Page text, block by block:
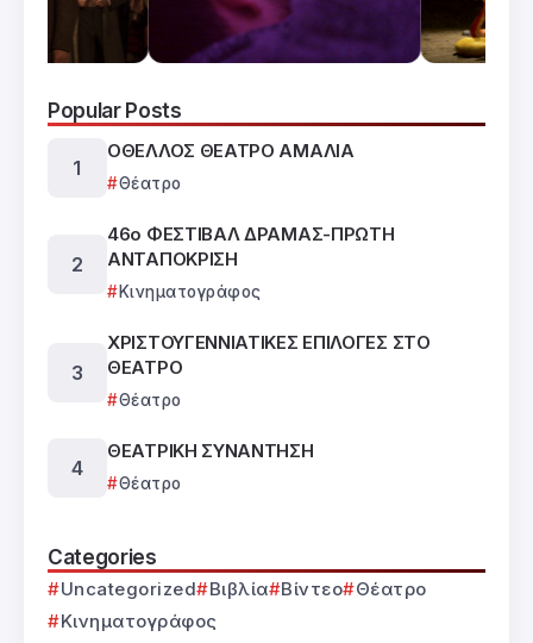
Popular Posts
ΟΘΕΛΛΟΣ ΘΕΑΤΡΟ ΑΜΑΛΙΑ
Θέατρο
46ο ΦΕΣΤΙΒΑΛ ΔΡΑΜΑΣ-ΠΡΩΤΗ
ΑΝΤΑΠΟΚΡΙΣΗ
Κινηματογράφος
ΧΡΙΣΤΟΥΓΕΝΝΙΑΤΙΚΕΣ ΕΠΙΛΟΓΕΣ ΣΤΟ
ΘΕΑΤΡΟ
Θέατρο
ΘΕΑΤΡΙΚΗ ΣΥΝΑΝΤΗΣΗ
Θέατρο
Categories
Uncategorized Βιβλία Βίντεο
Θέατρο
Κινηματογράφος